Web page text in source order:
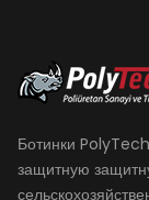
Ботинки
защитную